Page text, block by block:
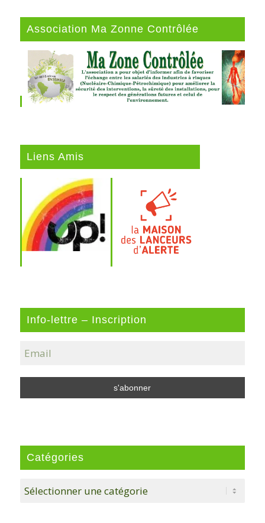
Association Ma Zonne Contrôlée
Liens Amis
Info-lettre – Inscription
Catégories
Catégories